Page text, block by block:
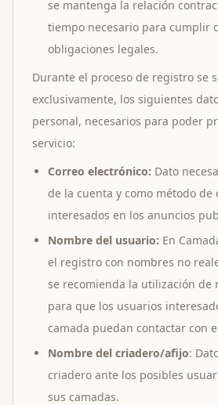
se mantenga la relación
tiempo necesario para cumplir
obligaciones legales.
Durante el proceso de registro se
exclusivamente, los siguientes
personal, necesarios para poder
servicio:
Correo electrónico: Dato
de la cuenta y como método de
interesados en los anuncios
Nombre del usuario: En
el registro con nombres no
se recomienda la utilización de
para que los usuarios
camada puedan contactar con
Nombre del criadero/afijo:
criadero ante los posibles
sus camadas.